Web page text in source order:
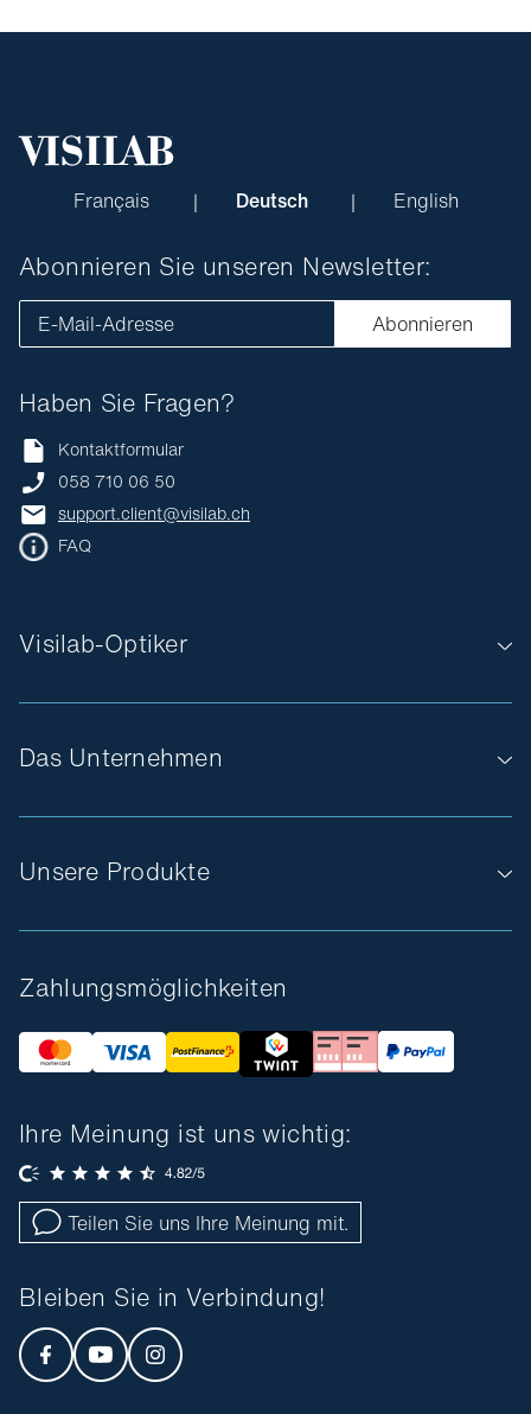
Français Deutsch English
Das Unternehmen
Unsere Produkte
Visilab-Optiker
Haben Sie Fragen?
Kontaktformular
058 710 06 50
support.client@visilab.ch
FAQ
Abonnieren Sie unseren Newsletter:
E-Mail-Adresse Abonnieren
Zahlungsmöglichkeiten
Ihre Meinung ist uns wichtig:
Teilen Sie uns Ihre Meinung mit.
Bleiben Sie in Verbindung!